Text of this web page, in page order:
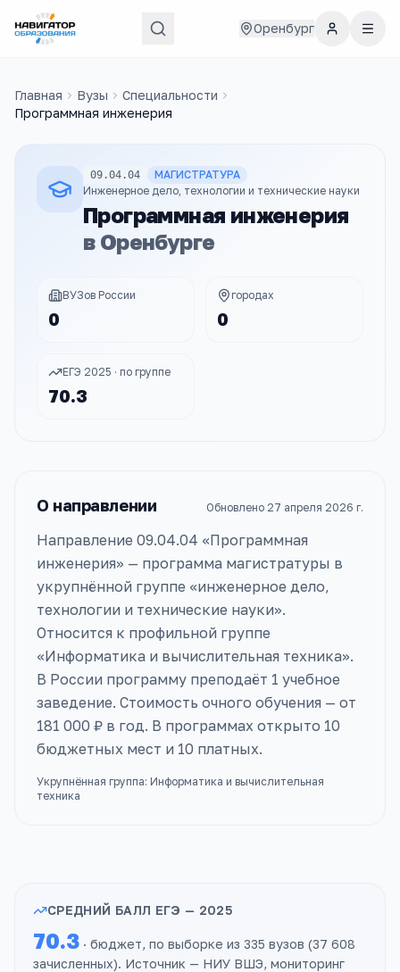
Оренбург
Главная Вузы
Специальности
Программная инженерия
09.04.04
МАГИСТРАТУРА
Инженерное дело, технологии и технические науки
Программная инженерия
в Оренбурге
ВУЗов России
0
городах
0
ЕГЭ 2025 · по группе
70.3
О направлении Обновлено 27 апреля 2026 г.
Направление 09.04.04 «Программная
инженерия» — программа магистратуры в
укрупнённой группе «инженерное дело,
технологии и технические науки».
Относится к профильной группе
«Информатика и вычислительная техника».
В России программу преподаёт 1 учебное
заведение. Стоимость очного обучения — от
181 000 ₽ в год. В программах открыто 10
бюджетных мест и 10 платных.
Укрупнённая группа: Информатика и вычислительная
техника
СРЕДНИЙ БАЛЛ ЕГЭ — 2025
70.3 · бюджет, по выборке из 335 вузов (37 608
зачисленных). Источник — НИУ ВШЭ, мониторинг